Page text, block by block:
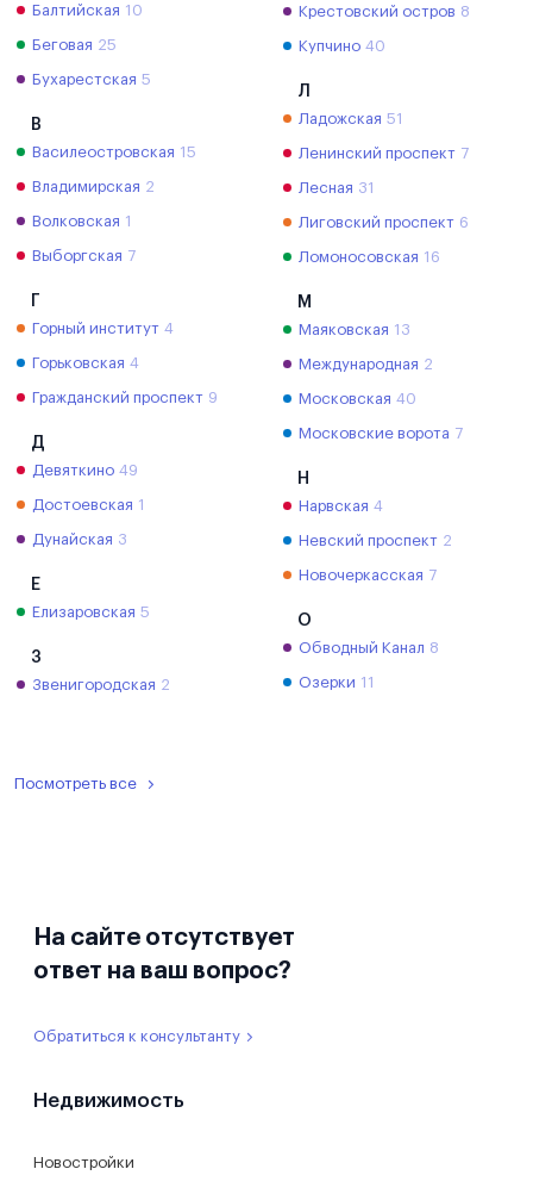
Балтийская 10
Беговая 25
Бухарестская 5
В
Василеостровская 15
Владимирская 2
Волковская 1
Выборгская 7
Г
Горный институт 4
Горьковская 4
Гражданский проспект 9
Д
Девяткино 49
Достоевская 1
Дунайская 3
Е
Елизаровская 5
З
Звенигородская 2
Крестовский остров 8
Купчино 40
Л
Ладожская 51
Ленинский проспект 7
Лесная 31
Лиговский проспект 6
Ломоносовская 16
М
Маяковская 13
Международная 2
Московская 40
Московские ворота 7
Н
Нарвская 4
Невский проспект 2
Новочеркасская 7
О
Обводный Канал 8
Озерки 11
Посмотреть все
На сайте отсутствует
ответ на ваш вопрос?
Обратиться к консультанту
Недвижимость
Новостройки